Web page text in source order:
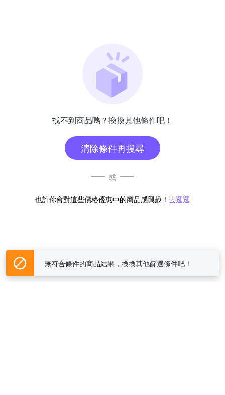
找不到商品嗎？換換其他條件吧！
清除條件再搜尋
或
也許你會對這些價格優惠中的商品感興趣！ 去逛逛
無符合條件的商品結果，換換其他篩選條件吧！